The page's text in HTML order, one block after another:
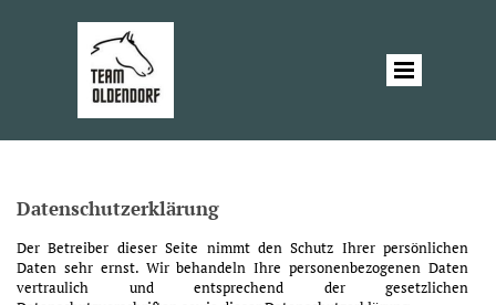
Datenschutzerklärung
Der Betreiber dieser Seite nimmt den Schutz Ihrer persönlichen
Daten sehr ernst. Wir behandeln Ihre personenbezogenen Daten
vertraulich und entsprechend der gesetzlichen